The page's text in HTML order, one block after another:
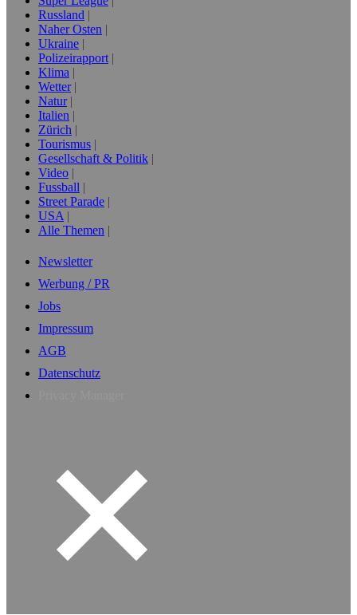
Russland
Naher Osten
Ukraine
Polizeirapport
Klima
Wetter
Natur
Italien
Zürich
Tourismus
Gesellschaft & Politik
Video
Fussball
Street Parade
USA
Alle Themen
Newsletter
Werbung / PR
Jobs
Impressum
AGB
Datenschutz